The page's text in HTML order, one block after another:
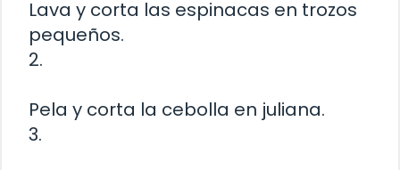
Lava y corta las espinacas en trozos
pequeños.
2.
Pela y corta la cebolla en juliana.
3.